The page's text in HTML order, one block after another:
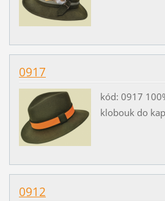
0917
kód: 0917
klobouk do
0912